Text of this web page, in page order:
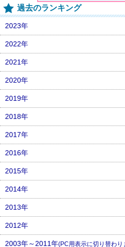
過去のランキング
2023年
2022年
2021年
2020年
2019年
2018年
2017年
2016年
2015年
2014年
2013年
2012年
2003年～2011年(PC用表示に切り替わり